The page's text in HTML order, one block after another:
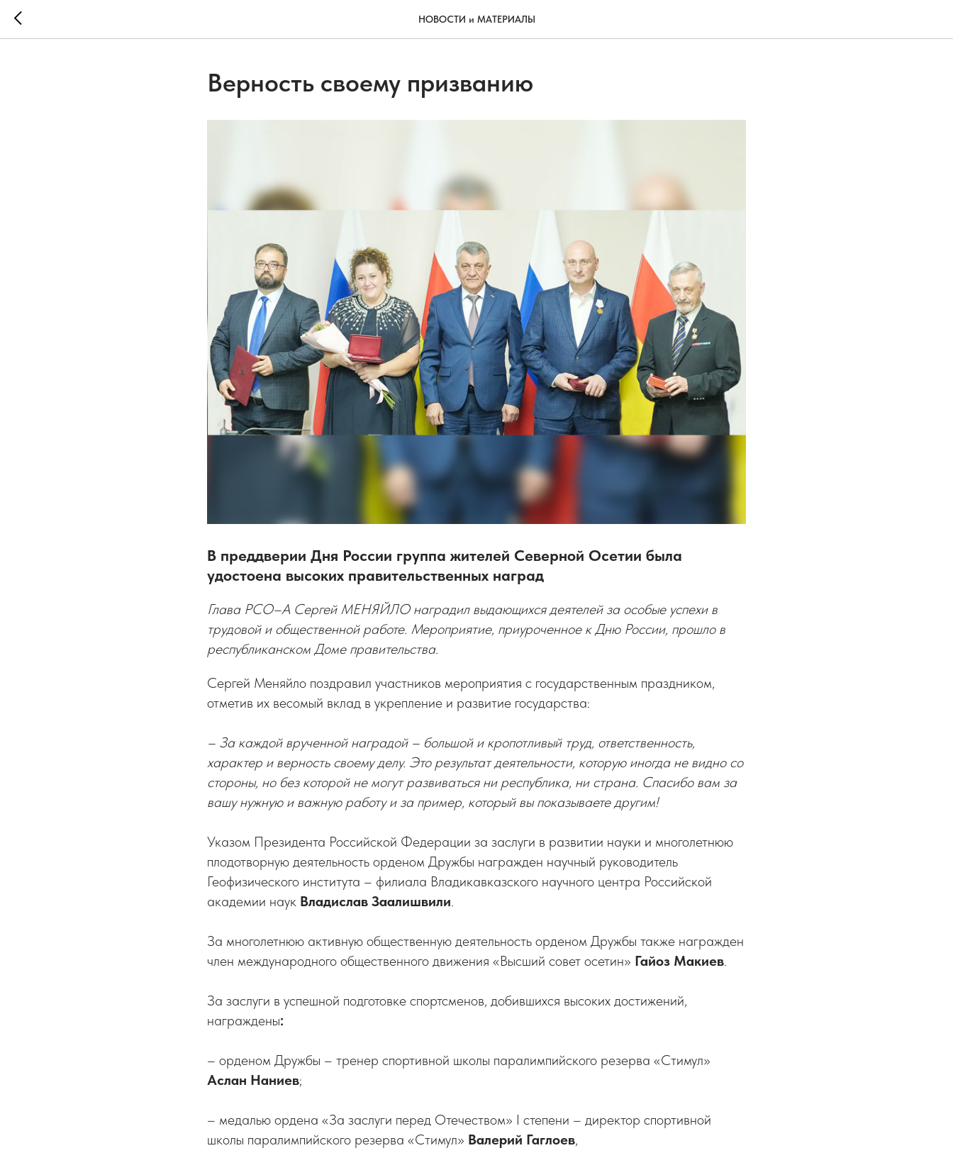
НОВОСТИ и МАТЕРИАЛЫ
Верность своему призванию
В преддверии Дня России группа жителей Северной Осетии была
удостоена высоких правительственных наград
Глава РСО–А Сергей МЕНЯЙЛО наградил выдающихся деятелей за особые успехи в
трудовой и общественной работе. Мероприятие, приуроченное к Дню России, прошло в
республиканском Доме правительства.
Сергей Меняйло поздравил участников мероприятия с государственным праздником,
отметив их весомый вклад в укрепление и развитие государства:
– За каждой врученной наградой – большой и кропотливый труд, ответственность,
характер и верность своему делу. Это результат деятельности, которую иногда не видно со
стороны, но без которой не могут развиваться ни республика, ни страна. Спасибо вам за
вашу нужную и важную работу и за пример, который вы показываете другим!
Указом Президента Российской Федерации за заслуги в развитии науки и многолетнюю
плодотворную деятельность орденом Дружбы награжден научный руководитель
Геофизического института – филиала Владикавказского научного центра Российской
академии наук Владислав Заалишвили.
За многолетнюю активную общественную деятельность орденом Дружбы также награжден
член международного общественного движения «Высший совет осетин» Гайоз Макиев.
За заслуги в успешной подготовке спортсменов, добившихся высоких достижений,
награждены:
– орденом Дружбы – тренер спортивной школы паралимпийского резерва «Стимул»
Аслан Наниев;
– медалью ордена «За заслуги перед Отечеством» I степени – директор спортивной
школы паралимпийского резерва «Стимул» Валерий Гаглоев,